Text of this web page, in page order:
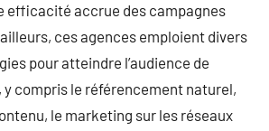
efficacité accrue des campagnes
ces agences emploient divers
pour atteindre l’audience de
compris le référencement naturel,
le marketing sur les réseaux